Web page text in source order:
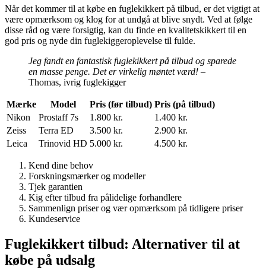
Når det kommer til at købe en fuglekikkert på tilbud, er det vigtigt at
være opmærksom og klog for at undgå at blive snydt. Ved at følge
disse råd og være forsigtig, kan du finde en kvalitetskikkert til en
god pris og nyde din fuglekiggeroplevelse til fulde.
Jeg fandt en fantastisk fuglekikkert på tilbud og sparede
en masse penge. Det er virkelig møntet værd! –
Thomas, ivrig fuglekigger
Mærke Model Pris (før tilbud) Pris (på tilbud)
Nikon
Prostaff 7s 1.800 kr.
1.400 kr.
Zeiss
Terra ED 3.500 kr.
2.900 kr.
Leica
Trinovid HD 5.000 kr. 4.500 kr.
Kend dine behov
Forskningsmærker og modeller
Tjek garantien
Kig efter tilbud fra pålidelige forhandlere
Sammenlign priser og vær opmærksom på tidligere priser
Kundeservice
Fuglekikkert tilbud: Alternativer til at
købe på udsalg